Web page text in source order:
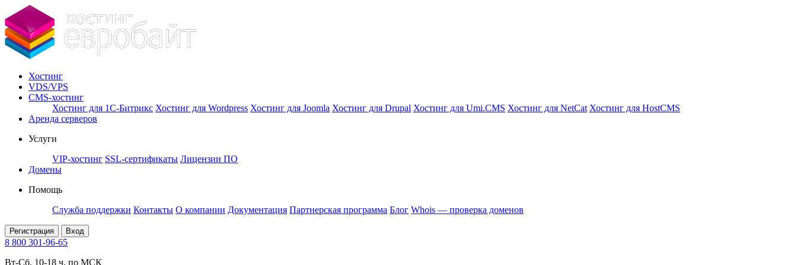
Хостинг
VDS/VPS
CMS-хостинг
Хостинг для 1С-Битрикс Хостинг для Wordpress Хостинг для Joomla Хостинг для Drupal Хостинг для Umi.CMS Хостинг для NetCat Хостинг для HostCMS
Аренда серверов
Услуги
VIP-хостинг SSL-сертификаты Лицензии ПО
Домены
Помощь
Служба поддержки Контакты О компании Документация Партнерская программа Блог Whois — проверка доменов
Регистрация Вход
8 800 301-96-65
Вт-Сб. 10-18 ч. по МСК